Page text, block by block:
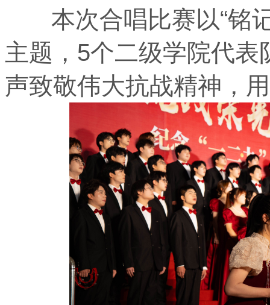
本次合唱比赛以“铭记
主题，5个二级学院代
声致敬伟大抗战精神，